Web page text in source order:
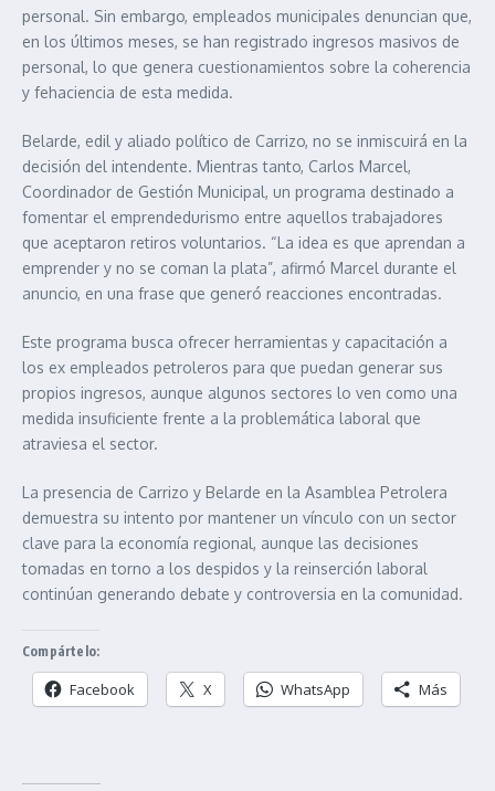
personal. Sin embargo, empleados municipales denuncian que,
en los últimos meses, se han registrado ingresos masivos de
personal, lo que genera cuestionamientos sobre la coherencia
y fehaciencia de esta medida.
Belarde, edil y aliado político de Carrizo, no se inmiscuirá en la
decisión del intendente. Mientras tanto, Carlos Marcel,
Coordinador de Gestión Municipal, un programa destinado a
fomentar el emprendedurismo entre aquellos trabajadores
que aceptaron retiros voluntarios. “La idea es que aprendan a
emprender y no se coman la plata”, afirmó Marcel durante el
anuncio, en una frase que generó reacciones encontradas.
Este programa busca ofrecer herramientas y capacitación a
los ex empleados petroleros para que puedan generar sus
propios ingresos, aunque algunos sectores lo ven como una
medida insuficiente frente a la problemática laboral que
atraviesa el sector.
La presencia de Carrizo y Belarde en la Asamblea Petrolera
demuestra su intento por mantener un vínculo con un sector
clave para la economía regional, aunque las decisiones
tomadas en torno a los despidos y la reinserción laboral
continúan generando debate y controversia en la comunidad.
Compártelo:
Facebook X WhatsApp Más